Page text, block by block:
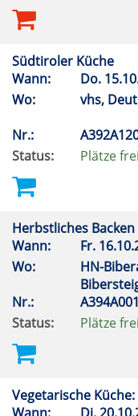
Südtiroler Küche
Wann:
Do.
Wo:
vhs,
Nr.:
Status:
Plätze frei
Herbstliches Backen
Wann:
Fr.
Wo:
HN-
Nr.:
A394A001
Status:
Plätze frei
Vegetarische